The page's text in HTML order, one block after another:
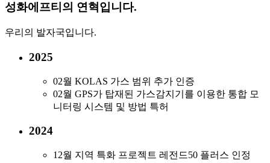
성화에프티의 연혁입니다.
우리의 발자국입니다.
2025
02월 KOLAS 가스 범위 추가 인증
02월 GPS가 탑재된 가스감지기를 이용한 통합 모
니터링 시스템 및 방법 특허
2024
12월 지역 특화 프로젝트 레전드50 플러스 인정